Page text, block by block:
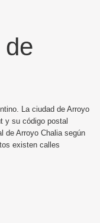
La ciudad de Arroyo
y su código postal
de Arroyo Chalia según
existen calles